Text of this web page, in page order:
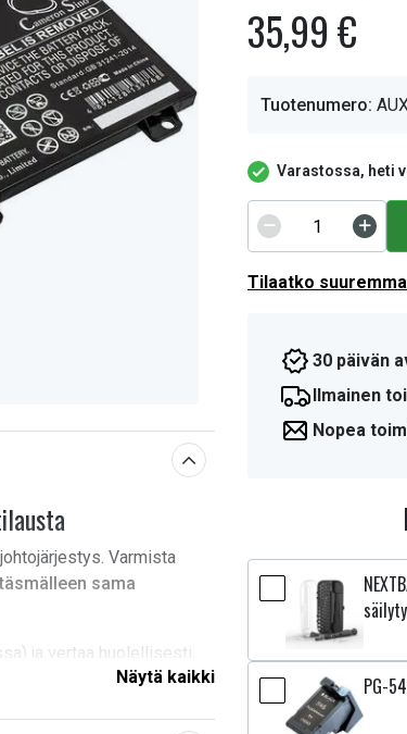
Varmista
täsmälleen sama
ja vertaa huolellisesti,
.
Näytä kaikki
35,99 €
Tuotenumero:
Varastossa, heti
Tilaatko
30 päivän
Ilmainen
Nopea
PG-